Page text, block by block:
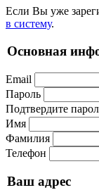
Если Вы уже
в систему.
Основная
Email
Пароль
Подтвердите
Имя
Фамилия
Телефон
Ваш адрес